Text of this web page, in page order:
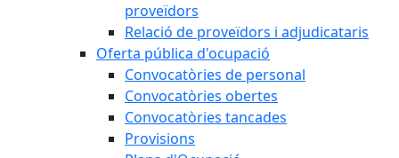
proveïdors
Relació de proveïdors i adjudicataris
Oferta pública d'ocupació
Convocatòries de personal
Convocatòries obertes
Convocatòries tancades
Provisions